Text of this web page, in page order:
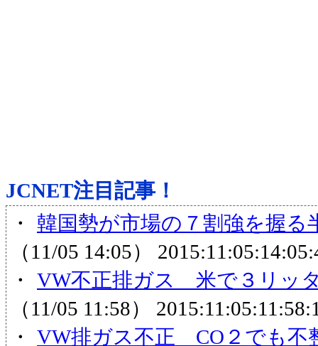
JCNET注目記事！
・ 韓国勢が市場の７割強を握
（11/05 14:05）
・ VW不正排ガス 米で３リッ
（11/05 11:58）
・ VW排ガス不正 CO２でも不